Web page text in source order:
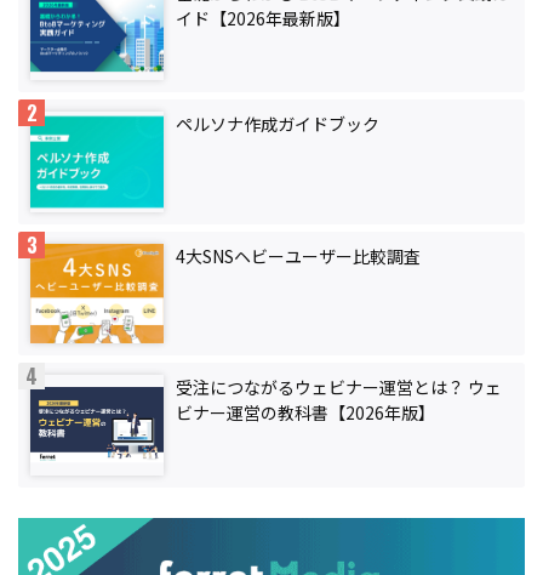
イド【2026年最新版】
ペルソナ作成ガイドブック
4大SNSヘビーユーザー比較調査
受注につながるウェビナー運営とは？ ウェ
ビナー運営の教科書【2026年版】